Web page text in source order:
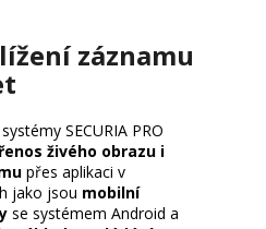
záznamu
SECURIA PRO
živého obrazu i
přes aplikaci v
jako jsou mobilní
se systémem Android a